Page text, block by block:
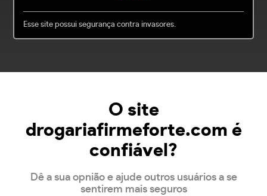
Esse site possui segurança contra invasores.
O site
drogariafirmeforte.com é
confiável?
Dê a sua opnião e ajude outros usuários a se
sentirem mais seguros